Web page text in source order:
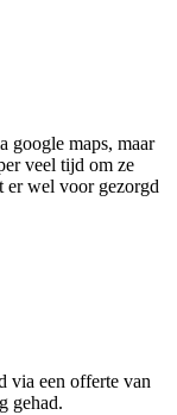
google maps, maar
veel tijd om ze
er wel voor gezorgd
via een offerte van
gehad.